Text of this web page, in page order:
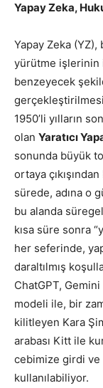
Yapay Zeka,
Yapay Zeka (YZ),
yürütme işlerinin
benzeyecek
1950’li yılların
olan Yaratıcı
sonunda büyük
ortaya
sürede, adına o
bu alanda
kısa süre sonra
her seferinde,
daraltılmış
ChatGPT,
modeli ile, bir
kilitleyen Kara
arabası Kitt ile
cebimize girdi
kullanılabiliyor.